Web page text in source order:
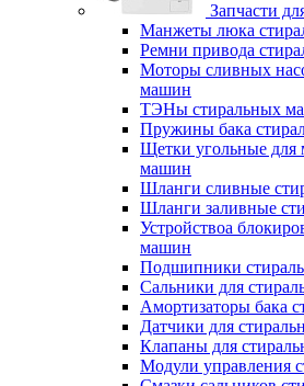
Запчасти
Манжеты люка
Ремни привода
Моторы сливных
машин
ТЭНы стиральных
Пружины бака
Щетки угольные для
машин
Шланги сливные
Шланги заливные
Устройствоа
машин
Подшипники
Сальники для
Амортизаторы бака
Датчики для
Клапаны для
Модули управления